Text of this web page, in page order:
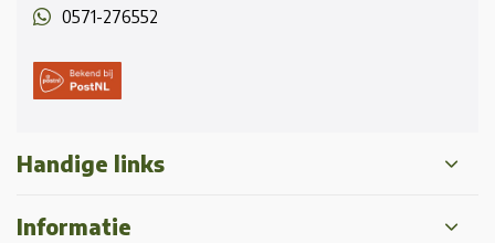
0571-276552
Handige links
Informatie